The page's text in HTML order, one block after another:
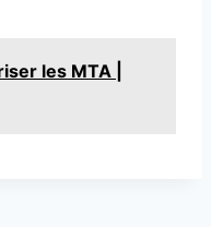
les MTA |